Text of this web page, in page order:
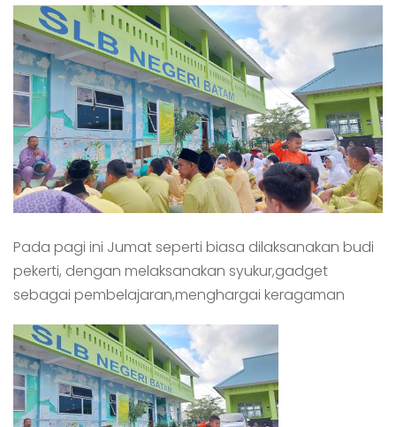
Pada pagi ini Jumat seperti biasa dilaksanakan budi
pekerti, dengan melaksanakan syukur,gadget
sebagai pembelajaran,menghargai keragaman